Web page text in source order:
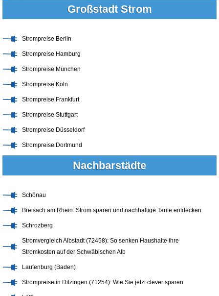
Großstadt Strom
Strompreise Berlin
Strompreise Hamburg
Strompreise München
Strompreise Köln
Strompreise Frankfurt
Strompreise Stuttgart
Strompreise Düsseldorf
Strompreise Dortmund
Nachbarstädte
Schönau
Breisach am Rhein: Strom sparen und nachhaltige Tarife entdecken
Schrozberg
Stromvergleich Albstadt (72458): So senken Haushalte ihre
Stromkosten auf der Schwäbischen Alb
Laufenburg (Baden)
Strompreise in Ditzingen (71254): Wie Sie jetzt clever sparen